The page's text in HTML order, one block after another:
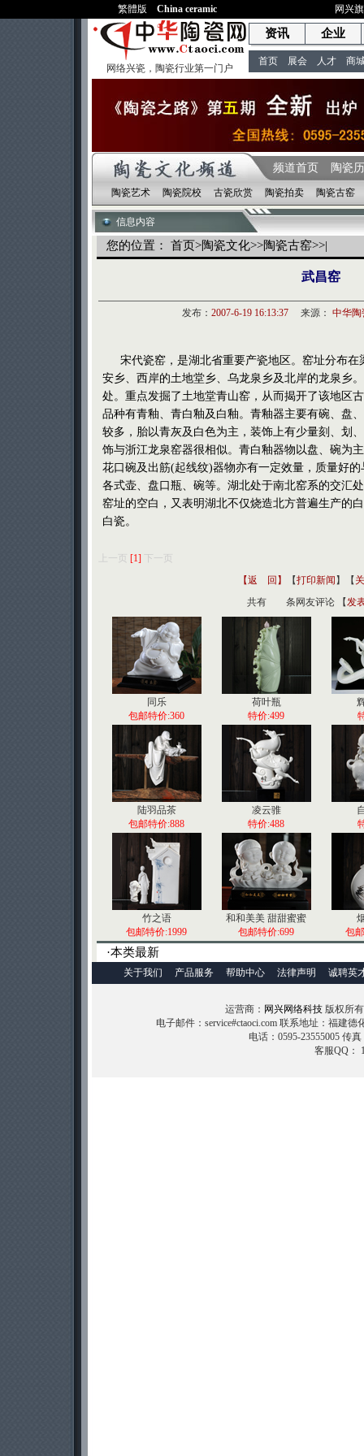
繁體版 China ceramic 网兴
网络兴瓷，陶瓷行业第一门户
资讯 企业
首页 展会 人才 商
频道首页 陶瓷
陶瓷艺术 陶瓷院校 古瓷欣赏 陶瓷拍卖 陶瓷古窑
信息内容
您的位置： 首页>陶瓷文化>>陶瓷古窑>>|
武昌窑
发布： 2007-6-19 16:13:37来源： 中华陶
宋代瓷窑，是湖北省重要产瓷地区。窑址分布在
安乡、西岸的土地堂乡、乌龙泉乡及北岸的龙泉乡
处。重点发掘了土地堂青山窑，从而揭开了该地区
品种有青釉、青白釉及白釉。青釉器主要有碗、盘
较多，胎以青灰及白色为主，装饰上有少量刻、划
饰与浙江龙泉窑器很相似。青白釉器物以盘、碗为
花口碗及出筋(起线纹)器物亦有一定效量，质量好
各式壶、盘口瓶、碗等。湖北处于南北窑系的交汇
窑址的空白，又表明湖北不仅烧造北方普遍生产的
白瓷。
上一页 [1] 下一页
【返 回】
【打印新闻 】【
共有
条网友评论 【发
同乐
包邮特价:360
荷叶瓶
特价:499
陆羽品茶
包邮特价:888
凌云骓
特价:488
竹之语
包邮特价:1999
和和美美 甜甜蜜蜜
包邮特价:699
包
·本类最新
关于我们 产品服务 帮助中心 法律声明 诚聘英
运营商： 网兴网络科技 版权所
电子邮件：service#ctaoci.com 联系地址：福建
电话：0595-23555005 传
客服QQ：